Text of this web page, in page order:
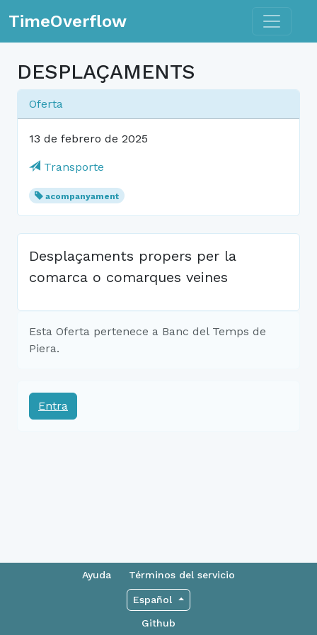
TimeOverflow Toggle
DESPLAÇAMENTS
Oferta
13 de febrero de 2025
Transporte
acompanyament
Desplaçaments propers per la
comarca o comarques veines
Esta Oferta pertenece a Banc del Temps de
Piera.
Entra
Ayuda Términos del servicio
Español
Github